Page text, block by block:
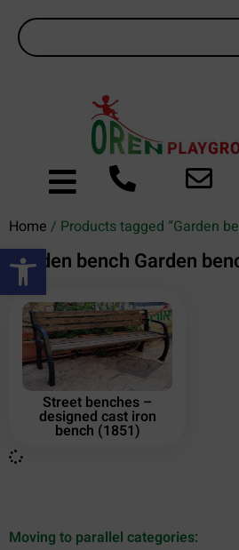
Open toolbar
Home / Products tagged “Garden
Garden bench Garden
Street benches –
designed cast iron
bench (1851)
Moving to parallel categories: